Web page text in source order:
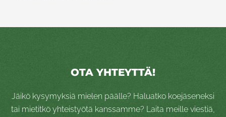
OTA YHTEYTTÄ!
Jäikö kysymyksiä mielen päälle? Haluatko koejäseneksi
tai mietitkö yhteistyötä kanssamme? Laita meille viestiä,